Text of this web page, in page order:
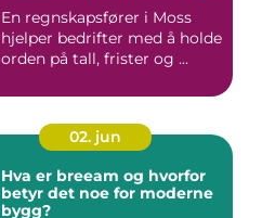
En regnskapsfører i Moss
hjelper bedrifter med å holde
orden på tall, frister og ...
02. jun
Hva er breeam og hvorfor
betyr det noe for moderne
bygg?